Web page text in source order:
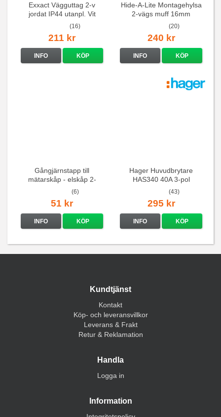
Exxact Vägguttag 2-v
jordat IP44 utanpl. Vit
(16)
211 kr
INFO KÖP
Hide-A-Lite Montagehylsa
2-vägs muff 16mm
(20)
240 kr
INFO KÖP
Gångjärnstapp till
mätarskåp - elskåp 2-
(6)
51 kr
INFO KÖP
Hager Huvudbrytare
HAS340 40A 3-pol
(43)
295 kr
INFO KÖP
Kundtjänst
Kontakt
Köp- och leveransvillkor
Leverans & Frakt
Retur & Reklamation
Handla
Logga in
Information